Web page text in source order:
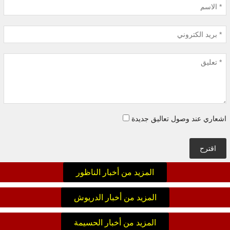
اشعاري عند وصول تعاليق جديدة
اقترح
المزيد من أخبار الناظور
المزيد من أخبار الدريوش
المزيد من أخبار الحسيمة